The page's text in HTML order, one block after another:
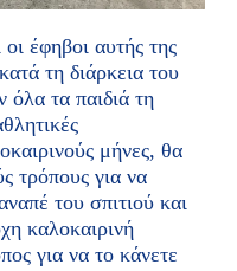
οι έφηβοι αυτής της
τη διάρκεια του
όλα τα παιδιά τη
μήνες, θα
τρόπους για να
του σπιτιού και
καλοκαιρινή
για να το κάνετε